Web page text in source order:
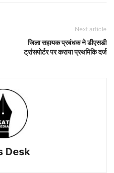
Next article
जिला सहायक प्रबंधक ने डीएसडी
ट्रांसपोर्टर पर कराया प्रथमिकि दर्ज
Desk